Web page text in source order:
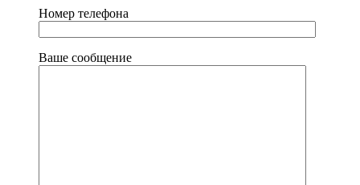
Номер телефона
Ваше сообщение